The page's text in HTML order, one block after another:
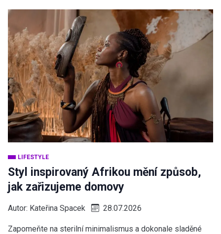
LIFESTYLE
Styl inspirovaný Afrikou mění způsob,
jak zařizujeme domovy
Autor: Kateřina Spacek 28.07.2026
Zapomeňte na sterilní minimalismus a dokonale sladěné